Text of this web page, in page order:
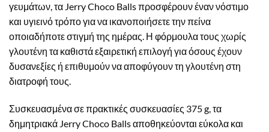
γευμάτων, τα Jerry Choco Balls προσφέρουν έναν νόστιμο
και υγιεινό τρόπο για να ικανοποιήσετε την πείνα
οποιαδήποτε στιγμή της ημέρας. Η φόρμουλα τους χωρίς
γλουτένη τα καθιστά εξαιρετική επιλογή για όσους έχουν
δυσανεξίες ή επιθυμούν να αποφύγουν τη γλουτένη στη
διατροφή τους.
Συσκευασμένα σε πρακτικές συσκευασίες 375 g, τα
δημητριακά Jerry Choco Balls αποθηκεύονται εύκολα και